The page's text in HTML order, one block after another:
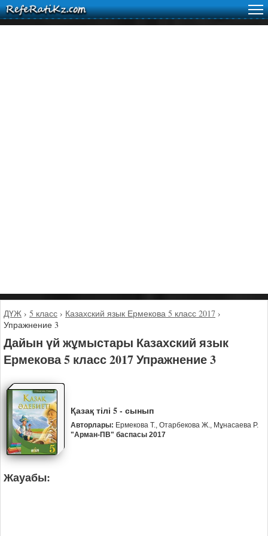
ДҮЖ › 5 класс › Казахский язык Ермекова 5 класс 2017 ›
Упражнение 3
Дайын үй жұмыстары Казахский язык
Ермекова 5 класс 2017 Упражнение 3
Қазақ тілі 5 - сынып
Авторлары: Ермекова Т., Отарбекова Ж., Мұнасаева Р.
"Арман-ПВ" баспасы 2017
Жауабы: